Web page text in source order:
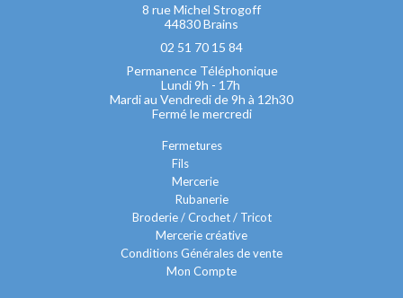
8 rue Michel Strogoff
44830 Brains
02 51 70 15 84
Permanence Téléphonique
Lundi 9h - 17h
Mardi au Vendredi de 9h à 12h30
Fermé le mercredi
Fermetures
Fils
Mercerie
Rubanerie
Broderie / Crochet / Tricot
Mercerie créative
Conditions Générales de vente
Mon Compte